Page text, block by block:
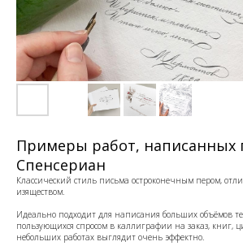
Примеры работ, написанных
Спенсериан
Классический стиль письма остроконечным пером,
изяществом.
Идеально подходит для написания больших объёмов
пользующихся спросом в каллиграфии на заказ, книг,
небольших работах выглядит очень эффектно.